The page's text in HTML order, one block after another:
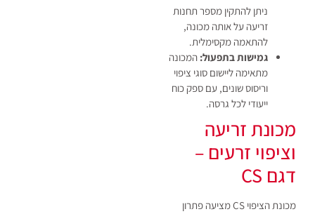
ניתן להתקין מספר תחנות
זריעה על אותה מכונה,
להתאמה מקסימלית.
גמישות בתפעול: המכונה
מתאימה ליישום סוגי ציפוי
וריסוס שונים, עם ספק כוח
ייעודי לכל גרסה.
מכונת זריעה
וציפוי זרעים –
דגם CS
מכונת הציפוי CS מציעה פתרון